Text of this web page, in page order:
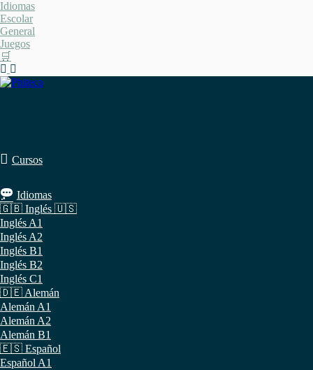
Saltar
al
contenido
Idiomas
Escolar
General
Juegos
🛒
Cursos
Idiomas
🇬🇧 Inglés 🇺🇸
Inglés A1
Inglés A2
Inglés B1
Inglés B2
Inglés C1
🇩🇪 Alemán
Alemán A1
Alemán A2
Alemán B1
🇪🇸 Español
Español A1